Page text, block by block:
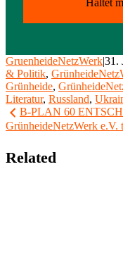
GruenheideNetzWerk|31.
& Politik,
Grünheide,
Literatur, Russland,
B-PLAN 60
GrünheideNetzWerk e.V.
Related